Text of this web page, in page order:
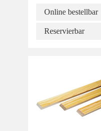
Online bestellbar
Reservierbar